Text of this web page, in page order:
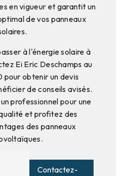
en vigueur et garantit un
de vos panneaux
à l'énergie solaire à
Ei Eric Deschamps au
obtenir un devis
de conseils avisés.
professionnel pour une
et profitez des
des panneaux
Contactez-